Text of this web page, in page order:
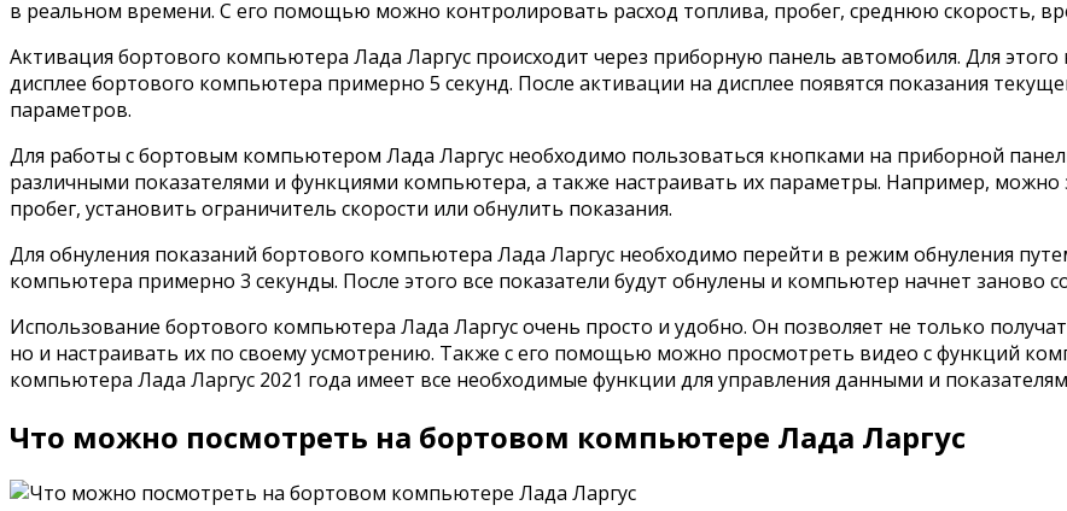
в реальном времени. С его помощью можно контролировать расход топлива, пробег, среднюю скорость,
Активация бортового компьютера Лада Ларгус происходит через приборную панель автомобиля. Для
дисплее бортового компьютера примерно 5 секунд. После активации на дисплее появятся показания
параметров.
Для работы с бортовым компьютером Лада Ларгус необходимо пользоваться кнопками на приборной
различными показателями и функциями компьютера, а также настраивать их параметры. Например,
пробег, установить ограничитель скорости или обнулить показания.
Для обнуления показаний бортового компьютера Лада Ларгус необходимо перейти в режим обнуления
компьютера примерно 3 секунды. После этого все показатели будут обнулены и компьютер начнет заново
Использование бортового компьютера Лада Ларгус очень просто и удобно. Он позволяет не только
но и настраивать их по своему усмотрению. Также с его помощью можно просмотреть видео с функций
компьютера Лада Ларгус 2021 года имеет все необходимые функции для управления данными и
Что можно посмотреть на бортовом компьютере Лада Ларгус